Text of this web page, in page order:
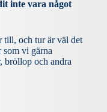
inte vara något
till, och tur är väl det
som vi gärna
bröllop och andra